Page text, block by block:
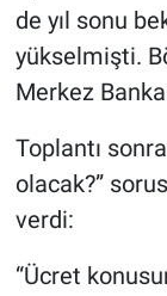
de yıl sonu
yükselmişti.
Merkez
Toplantı
olacak?”
verdi:
“Ücret